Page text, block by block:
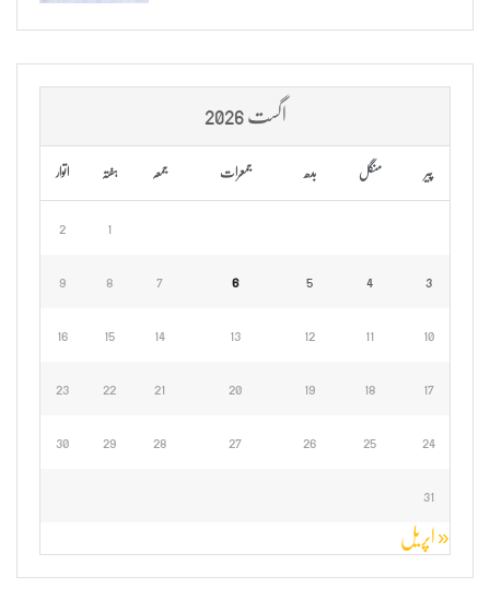
اگست 2026
پیر منگل بدھ جمعرات جمعہ ہفتہ اتوار
1
2
3
4
5
6
7
8
9
10
11
12
13
14
15
16
17
18
19
20
21
22
23
24
25
26
27
28
29
30
31
« اپریل